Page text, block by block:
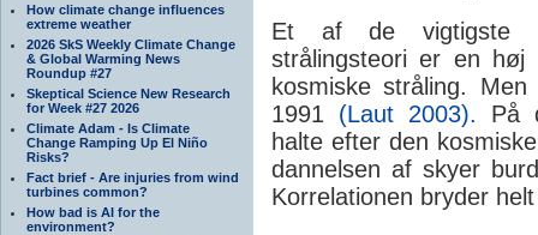
How climate change influences
extreme weather
2026 SkS Weekly Climate Change
& Global Warming News
Roundup #27
Skeptical Science New Research
for Week #27 2026
Climate Adam - Is Climate
Change Ramping Up El Niño
Risks?
Fact brief - Are injuries from wind
turbines common?
How bad is AI for the
environment?
Et af de vigtigste
strålingsteori er en høj
kosmiske stråling.
1991 (Laut 2003). På
halte efter den
dannelsen af skyer
Korrelationen bryder